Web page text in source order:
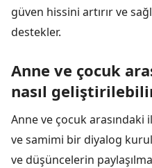
güven hissini artırır ve
destekler.
Anne ve çocuk
nasıl
Anne ve çocuk
ve samimi bir diyalog
ve düşüncelerin